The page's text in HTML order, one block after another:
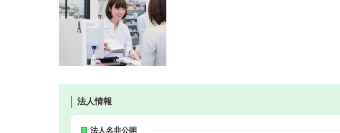
法人情報
法人名非公開